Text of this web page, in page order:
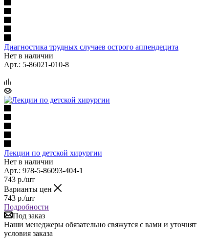
Диагностика трудных случаев острого аппендецита
Нет в наличии
Арт.: 5-86021-010-8
Лекции по детской хирургии
Нет в наличии
Арт.: 978-5-86093-404-1
743 р./шт
Варианты цен
743 р./шт
Подробности
Под заказ
Наши менеджеры обязательно свяжутся с вами и уточнят
условия заказа